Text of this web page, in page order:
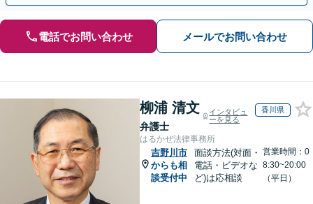
電話でお問い合わせ メールでお問い合わせ
柳浦 清文
弁護士
インタビュ
ーを見る
香川県
はるかぜ法律事務所
吉野川市
からも相
談受付中
面談方法(対面・
電話・ビデオな
ど)は応相談
営業時間：0
8:30~20:00
（平日）